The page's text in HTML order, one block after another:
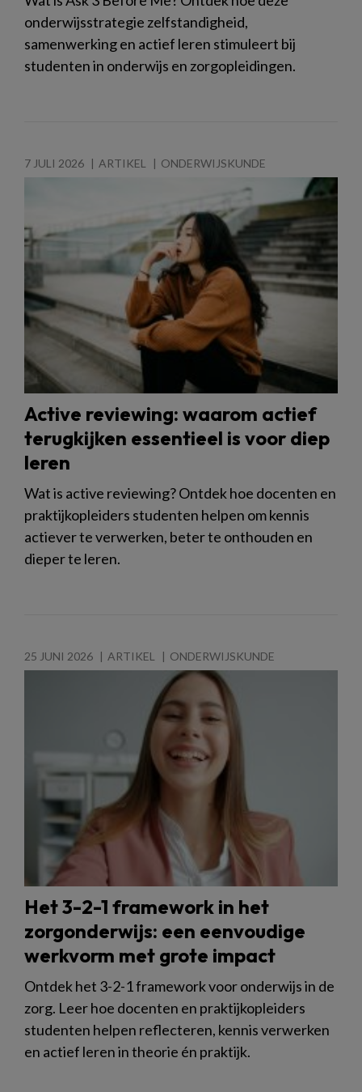
onderwijsstrategie zelfstandigheid,
samenwerking en actief leren stimuleert bij
studenten in onderwijs en zorgopleidingen.
7 JULI 2026 ARTIKEL ONDERWIJSKUNDE
Active reviewing: waarom actief
terugkijken essentieel is voor diep
leren
Wat is active reviewing? Ontdek hoe docenten en
praktijkopleiders studenten helpen om kennis
actiever te verwerken, beter te onthouden en
dieper te leren.
25 JUNI 2026 ARTIKEL ONDERWIJSKUNDE
Het 3-2-1 framework in het
zorgonderwijs: een eenvoudige
werkvorm met grote impact
Ontdek het 3-2-1 framework voor onderwijs in de
zorg. Leer hoe docenten en praktijkopleiders
studenten helpen reflecteren, kennis verwerken
en actief leren in theorie én praktijk.